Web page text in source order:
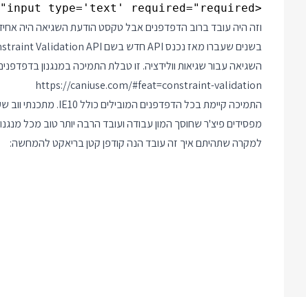
<input type='text' required="required" />
וזה היה עובד ברוב הדפדפנים אבל טקסט הודעת השגיאה היה
השגיאה עבור שגיאות וולידציה. זו טבלת התמיכה במנגנון
https://caniuse.com/#feat=constraint-validation
מפסידים פיצ'ר שחוסך המון עבודה ועובד הרבה יותר טוב מכל
למקרה שתהיתם איך זה עובד הנה קודפן קטן בריאקט להמחשה: